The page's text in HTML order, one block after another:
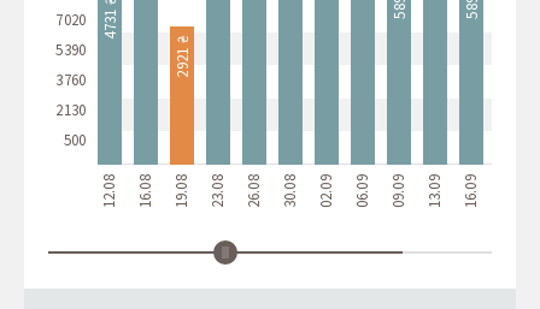
7020
5390
3760
2130
500
4731 ₴
12.08 16.08
2921 ₴
19.08 23.08 26.08 30.08 02.09 06.09 09.09 13.09 16.09